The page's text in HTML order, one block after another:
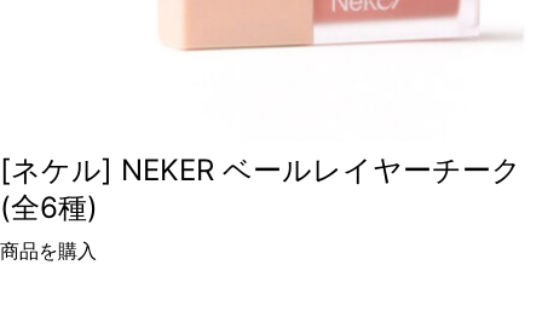
[ネケル] NEKER ベールレイヤーチーク
(全6種)
商品を購入